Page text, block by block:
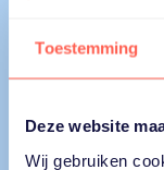
Toestemming
Deze website
Wij gebruiken
Ookaan de
Zorg jij voor een
ons op. Wij
We doen het